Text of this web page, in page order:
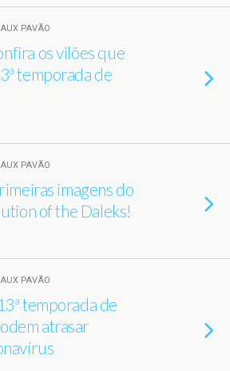
PAVÃO
os vilões que
temporada de
PAVÃO
imagens do
of the Daleks!
PAVÃO
temporada de
atrasar